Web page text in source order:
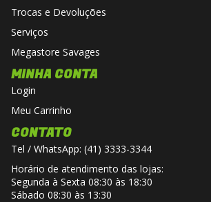
Trocas e Devoluções
Serviços
Megastore Savages
MINHA CONTA
Login
Meu Carrinho
CONTATO
Tel / WhatsApp: (41) 3333-3344
Horário de atendimento das lojas:
Segunda à Sexta 08:30 às 18:30
Sábado 08:30 às 13:30